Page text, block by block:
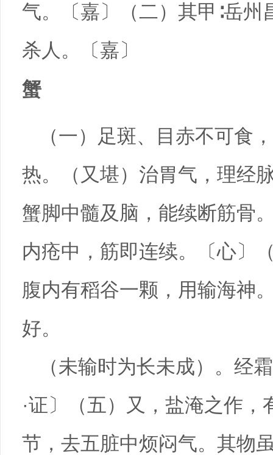
气。〔嘉〕（二）其甲∶岳
杀人。〔嘉〕
蟹
（一）足斑、目赤不可食
热。（又堪）治胃气，理经
蟹脚中髓及脑，能续断筋骨
内疮中，筋即连续。〔心〕
腹内有稻谷一颗，用输海神
好。
（未输时为长未成）。经
·证〕（五）又，盐淹之作
节，去五脏中烦闷气。其物